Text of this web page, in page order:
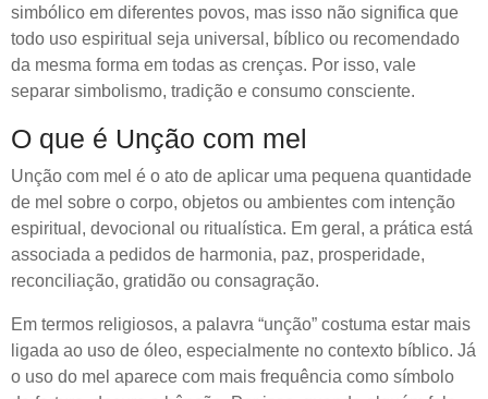
simbólico em diferentes povos, mas isso não significa que
todo uso espiritual seja universal, bíblico ou recomendado
da mesma forma em todas as crenças. Por isso, vale
separar simbolismo, tradição e consumo consciente.
O que é Unção com mel
Unção com mel é o ato de aplicar uma pequena quantidade
de mel sobre o corpo, objetos ou ambientes com intenção
espiritual, devocional ou ritualística. Em geral, a prática está
associada a pedidos de harmonia, paz, prosperidade,
reconciliação, gratidão ou consagração.
Em termos religiosos, a palavra “unção” costuma estar mais
ligada ao uso de óleo, especialmente no contexto bíblico. Já
o uso do mel aparece com mais frequência como símbolo